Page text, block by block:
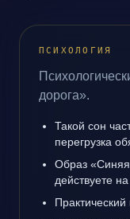
ПСИХОЛОГИЯ
дорога».
Такой сон
перегрузка
Образ «Синяя
действуете
Практический